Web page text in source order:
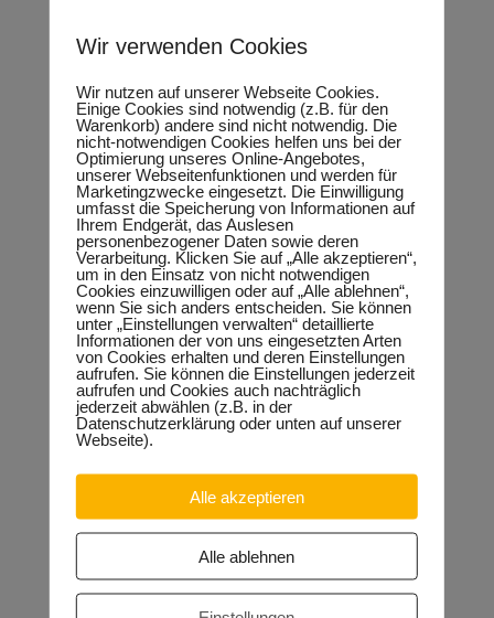
Regensburger Straße
Mit großem Nachdruck wird die Forderung an die Stadt Halle
nach einer Tonnagebegrenzung für LKW in der Regensburger
Straße erneuert. Der Landtagsabgeordnete Thomas Keindorf
hatte dazu die Verkehrsplaner der Stadt Halle und des
Saalekreises nach langen Vermittlungsversuchen Anfang
diesen Jahres an einen Tisch gebracht. Erwartet wird die
Einhaltung der dort gemachten Zusagen. „Der überregionale
LKW-Verkehr muss jetzt aus der Regensburger Straße raus.
Die Belastung für die Anwohner ist schwer zu ertragen. Der
Schulweg für die Grundschüler in Radewell ist derzeit nicht
sicher“, zeigt sich Keindorf tief besorgt. Auch Eltern der
angrenzenden Kita „Wurzelhaus“ sehen die Gefahren.
Nahversorgungszentrum Ammendorf
Mit Blick auf das in der Warteschleife befindliche
Nahversorgungszentrum in Ammendorf lädt das Netzwerk
Süd die neu gewählten Stadträte zu einer Ortsbegehung in
den Süden der Stadt ein: „Überzeugen Sie sich vor Ort vom
Bedarf an einem Drogeriemarkt und von der Wirtschafts- und
Innovationskraft am Industriestandort Ammendorf!“
Auch die Werbetrommel für die von der Bürgerinitiative
Silberhöhe initiierte und vom Forum Silberhöhe organisierte
Spendenaktion zur Sanierung des Bolzplatzes an der
Grundschule Hanoier Straße wird kräftig gerührt. „Wir haben
keine Sekunde gezögert und unterstützen die Schule und die
Kinder“, verrät abschließend der Inhaber der Postfiliale
Wir verwenden Cookies
Wir nutzen auf unserer Webseite Cookies.
Einige Cookies sind notwendig (z.B. für den
Warenkorb) andere sind nicht notwendig. Die
nicht-notwendigen Cookies helfen uns bei der
Optimierung unseres Online-Angebotes,
unserer Webseitenfunktionen und werden für
Marketingzwecke eingesetzt. Die Einwilligung
umfasst die Speicherung von Informationen auf
Ihrem Endgerät, das Auslesen
personenbezogener Daten sowie deren
Verarbeitung. Klicken Sie auf „Alle akzeptieren“,
um in den Einsatz von nicht notwendigen
Cookies einzuwilligen oder auf „Alle ablehnen“,
wenn Sie sich anders entscheiden. Sie können
unter „Einstellungen verwalten“ detaillierte
Informationen der von uns eingesetzten Arten
von Cookies erhalten und deren Einstellungen
aufrufen. Sie können die Einstellungen jederzeit
aufrufen und Cookies auch nachträglich
jederzeit abwählen (z.B. in der
Datenschutzerklärung oder unten auf unserer
Webseite).
Alle akzeptieren
Alle ablehnen